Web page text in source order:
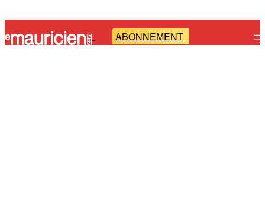
- ABONNEMENT